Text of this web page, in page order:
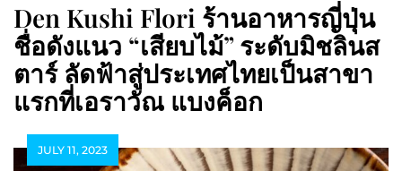
Den Kushi Flori ร้านอาหารญี่ปุ่น
ชื่อดังแนว “เสียบไม้” ระดับมิชลินส
ตาร์ ลัดฟ้าสู่ประเทศไทยเป็นสาขา
แรกที่เอราวัณ แบงค็อก
JULY 11, 2023